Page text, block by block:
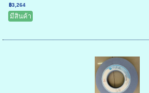
฿3,264
มีสินค้า